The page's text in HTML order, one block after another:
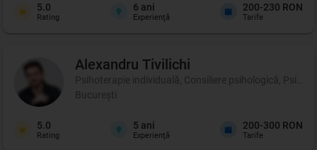
5.0
Rating
6 ani
Experienţă
200-230 RON
Tarife
Alexandru Tivilichi
Psihoterapie individuală, Consiliere psihologică,
București
5.0
Rating
5 ani
Experienţă
200-300 RON
Tarife